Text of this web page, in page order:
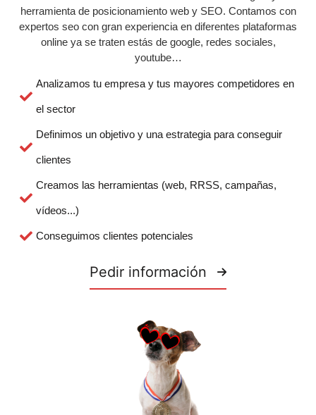
herramienta de posicionamiento web y SEO. Contamos con
expertos seo con gran experiencia en diferentes plataformas
online ya se traten estás de google, redes sociales,
youtube…
Analizamos tu empresa y tus mayores competidores en
el sector
Definimos un objetivo y una estrategia para conseguir
clientes
Creamos las herramientas (web, RRSS, campañas,
vídeos...)
Conseguimos clientes potenciales
Pedir información